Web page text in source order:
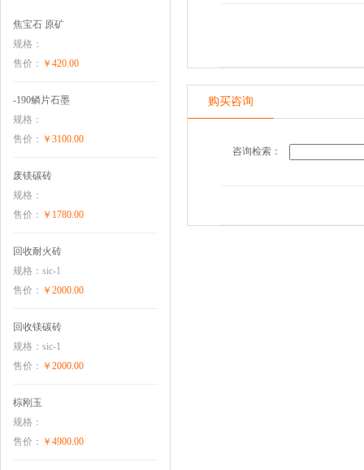
焦宝石 原矿
规格：
售价： ￥420.00
-190鳞片石墨
规格：
售价： ￥3100.00
废镁碳砖
规格：
售价： ￥1780.00
回收耐火砖
规格：sic-1
售价： ￥2000.00
回收镁碳砖
规格：sic-1
售价： ￥2000.00
棕刚玉
规格：
售价： ￥4900.00
购买咨询
咨询检索：